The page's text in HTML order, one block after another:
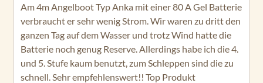
Am 4m Angelboot Typ Anka mit einer 80 A Gel Batterie
verbraucht er sehr wenig Strom. Wir waren zu dritt den
ganzen Tag auf dem Wasser und trotz Wind hatte die
Batterie noch genug Reserve. Allerdings habe ich die 4.
und 5. Stufe kaum benutzt, zum Schleppen sind die zu
schnell. Sehr empfehlenswert!! Top Produkt